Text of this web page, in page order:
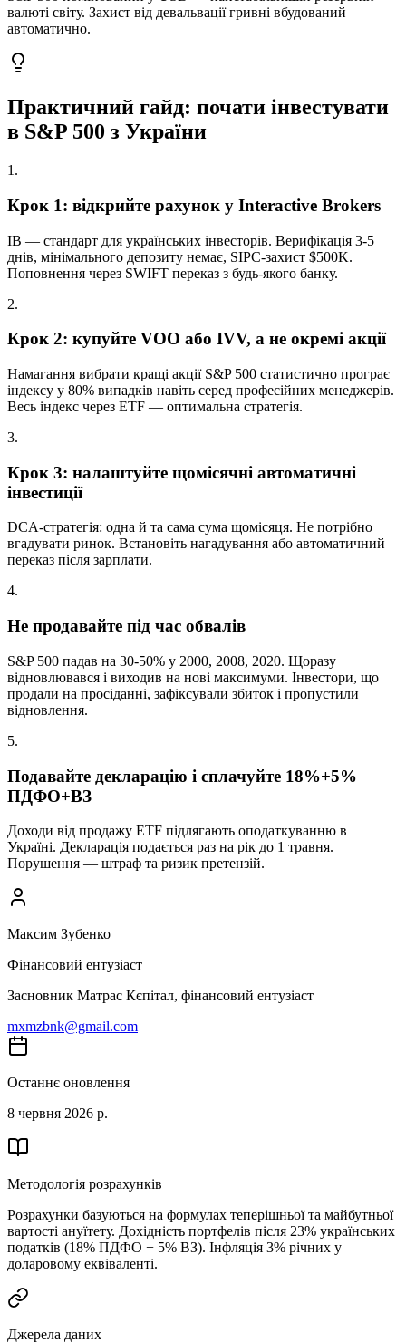
валюті світу. Захист від девальвації гривні вбудований
автоматично.
Практичний гайд: почати інвестувати
в S&P 500 з України
1 .
Крок 1: відкрийте рахунок у Interactive Brokers
IB — стандарт для українських інвесторів. Верифікація 3-5
днів, мінімального депозиту немає, SIPC-захист $500K.
Поповнення через SWIFT переказ з будь-якого банку.
2.
Крок 2: купуйте VOO або IVV, а не окремі акції
Намагання вибрати кращі акції S&P 500 статистично програє
індексу у 80% випадків навіть серед професійних менеджерів.
Весь індекс через ETF — оптимальна стратегія.
3.
Крок 3: налаштуйте щомісячні автоматичні
інвестиції
DCA-стратегія: одна й та сама сума щомісяця. Не потрібно
вгадувати ринок. Встановіть нагадування або автоматичний
переказ після зарплати.
4.
Не продавайте під час обвалів
S&P 500 падав на 30-50% у 2000, 2008, 2020. Щоразу
відновлювався і виходив на нові максимуми. Інвестори, що
продали на просіданні, зафіксували збиток і пропустили
відновлення.
5.
Подавайте декларацію і сплачуйте 18%+5%
ПДФО+ВЗ
Доходи від продажу ETF підлягають оподаткуванню в
Україні. Декларація подається раз на рік до 1 травня.
Порушення — штраф та ризик претензій.
Максим Зубенко
Фінансовий ентузіаст
Засновник Матрас Кєпітал, фінансовий ентузіаст
mxmzbnk@gmail.com
Останнє оновлення
8 червня 2026 р.
Методологія розрахунків
Розрахунки базуються на формулах теперішньої та майбутньої
вартості ануїтету. Дохідність портфелів після 23% українських
податків (18% ПДФО + 5% ВЗ). Інфляція 3% річних у
доларовому еквіваленті.
Джерела даних